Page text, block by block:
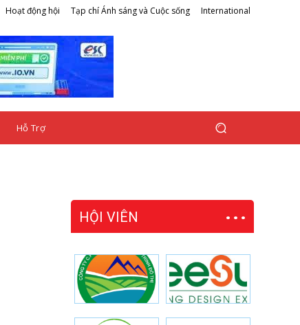
Hoạt động hội Tạp chí Ánh sáng và Cuộc sống International
Hỗ Trợ
HỘI VIÊN